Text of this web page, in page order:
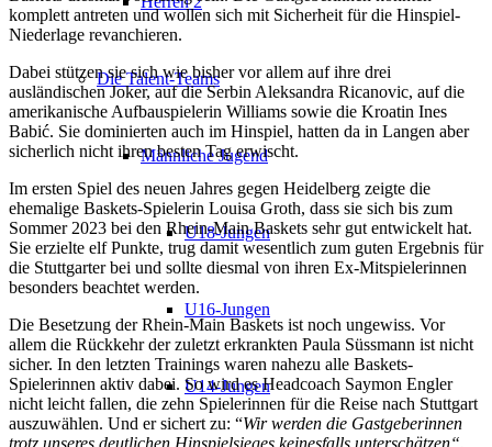
Die Talent-Teams
Männliche Jugend
U18-Jungen
U16-Jungen
U14-Jungen
komplett antreten und wollen sich mit Sicherheit für die Hinspiel-
Niederlage revanchieren.
Dabei stützen sie sich wie bisher vor allem auf ihre drei
ausländischen Joker, auf die Serbin Aleksandra Ricanovic, auf die
amerikanische Aufbauspielerin Williams sowie die Kroatin Ines
Babić. Sie dominierten auch im Hinspiel, hatten da in Langen aber
sicherlich nicht ihren besten Tag erwischt.
Im ersten Spiel des neuen Jahres gegen Heidelberg zeigte die
ehemalige Baskets-Spielerin Louisa Groth, dass sie sich bis zum
Sommer 2023 bei den Rhein-Main Baskets sehr gut entwickelt hat.
Sie erzielte elf Punkte, trug damit wesentlich zum guten Ergebnis für
die Stuttgarter bei und sollte diesmal von ihren Ex-Mitspielerinnen
besonders beachtet werden.
Die Besetzung der Rhein-Main Baskets ist noch ungewiss. Vor
allem die Rückkehr der zuletzt erkrankten Paula Süssmann ist nicht
sicher. In den letzten Trainings waren nahezu alle Baskets-
Spielerinnen aktiv dabei. So wird es Headcoach Saymon Engler
nicht leicht fallen, die zehn Spielerinnen für die Reise nach Stuttgart
auszuwählen. Und er sichert zu: “Wir werden die Gastgeberinnen
trotz unseres deutlichen Hinspielsieges keinesfalls unterschätzen“.